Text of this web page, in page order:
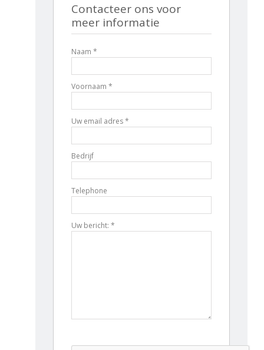
Contacteer ons voor
meer informatie
Naam *
Voornaam *
Uw email adres *
Bedrijf
Telephone
Uw bericht: *